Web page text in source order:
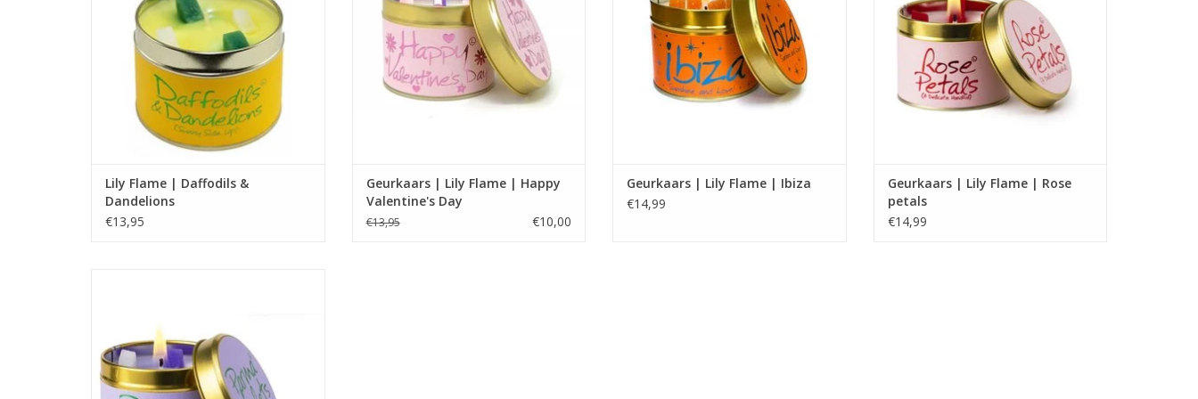
Lily Flame | Daffodils &
Dandelions
€13,95
TOEVOEGEN AAN WINKELWAGEN
Geurkaars | Lily Flame | Happy
Valentine's Day
€13,95 €10,00
TOEVOEGEN AAN WINKELWAGEN
Geurkaars | Lily Flame | Ibiza
€14,99
TOEVOEGEN AAN WINKELWAGEN
Geurkaars | Lily Flame | Rose
petals
€14,99
TOEVOEGEN AAN WINKELWAGEN